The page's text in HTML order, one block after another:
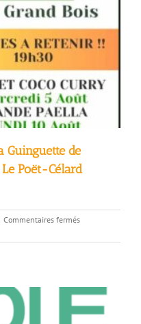
de
Poët-Célard
Commentaires ferméssur
–
la
Guinguette
de